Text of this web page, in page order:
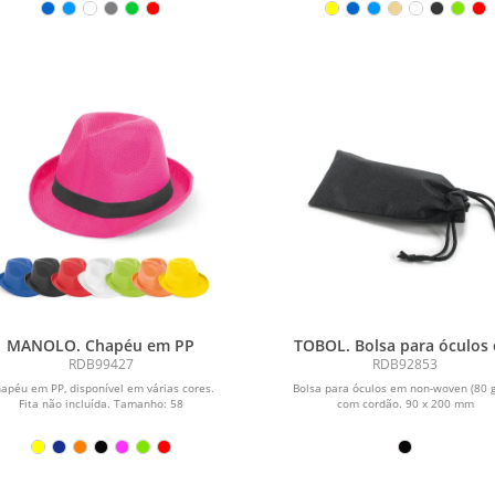
MANOLO. Chapéu em PP
RDB99427
em PP, disponível em várias cores.
Fita não incluída. Tamanho: 58
TOBOL. Bolsa para óculos
non-woven (80 g/m²)
RDB92853
Bolsa para óculos em non-woven (80
com cordão. 90 x 200 mm